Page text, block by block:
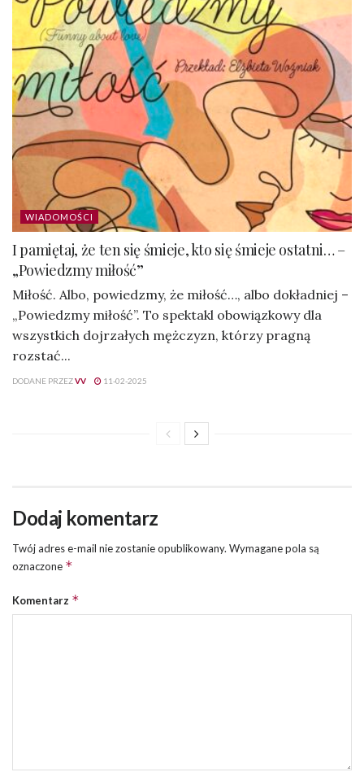
WIADOMOŚCI
I pamiętaj, że ten się śmieje, kto się śmieje ostatni… –
„Powiedzmy miłość”
Miłość. Albo, powiedzmy, że miłość…, albo dokładniej –
„Powiedzmy miłość”. To spektakl obowiązkowy dla
wszystkich dojrzałych mężczyzn, którzy pragną
rozstać...
DODANE PRZEZVV 11-02-2025
Dodaj komentarz
Twój adres e-mail nie zostanie opublikowany. Wymagane pola są
oznaczone *
Komentarz *